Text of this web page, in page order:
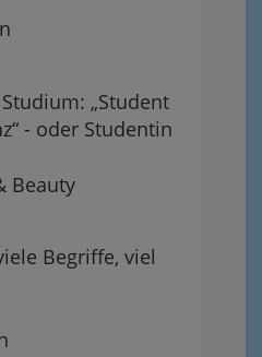
„Student
- oder Studentin
Beauty
Begriffe, viel